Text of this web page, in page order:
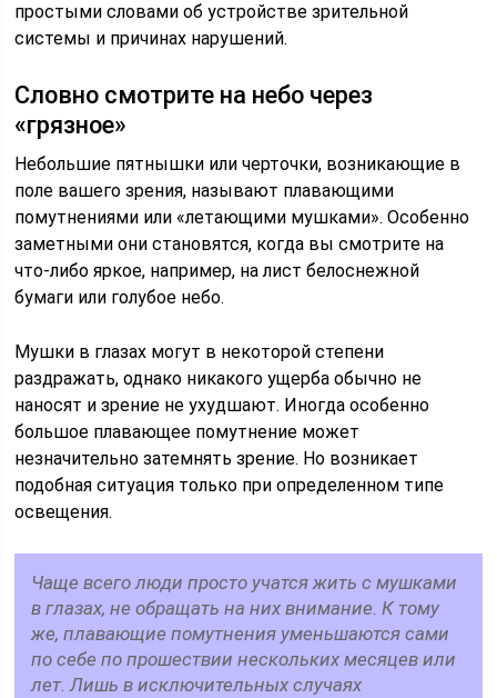
простыми словами об устройстве зрительной
системы и причинах нарушений.
Словно смотрите на небо через
«грязное»
Небольшие пятнышки или черточки, возникающие в
поле вашего зрения, называют плавающими
помутнениями или «летающими мушками». Особенно
заметными они становятся, когда вы смотрите на
что-либо яркое, например, на лист белоснежной
бумаги или голубое небо.
Мушки в глазах могут в некоторой степени
раздражать, однако никакого ущерба обычно не
наносят и зрение не ухудшают. Иногда особенно
большое плавающее помутнение может
незначительно затемнять зрение. Но возникает
подобная ситуация только при определенном типе
освещения.
Чаще всего люди просто учатся жить с мушками
в глазах, не обращать на них внимание. К тому
же, плавающие помутнения уменьшаются сами
по себе по прошествии нескольких месяцев или
лет. Лишь в исключительных случаях